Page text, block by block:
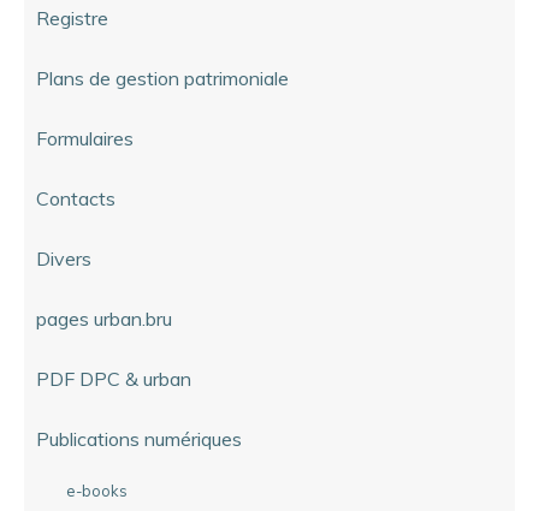
Registre
Plans de gestion patrimoniale
Formulaires
Contacts
Divers
pages urban.bru
PDF DPC & urban
Publications numériques
e-books